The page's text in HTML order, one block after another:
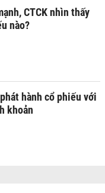
CTCK nhìn thấy
nào?
hành cổ phiếu với
khoản